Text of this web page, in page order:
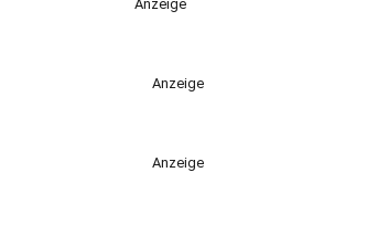
Anzeige
Anzeige
Anzeige